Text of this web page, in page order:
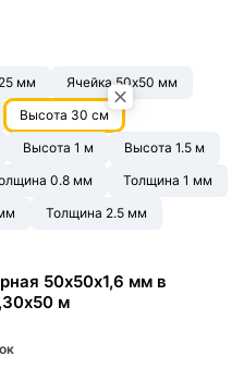
мм
Ячейка 50х50 мм
Высота 30 см
Высота 1 м
Высота 1.5 м
0.8 мм
Толщина 1 мм
Толщина 2.5 мм
50х50х1,6 мм в
м